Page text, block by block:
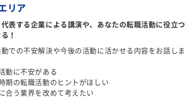
リア
表する企業による講演や、あなたの転職活動に役立
！
での不安解決や今後の活動に活かせる内容をお話しま
動に不安がある
期の転職活動のヒントがほしい
合う業界を改めて考えたい